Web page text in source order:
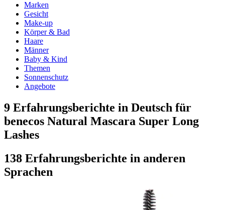
Marken
Gesicht
Make-up
Körper & Bad
Haare
Männer
Baby & Kind
Themen
Sonnenschutz
Angebote
9 Erfahrungsberichte in Deutsch für
benecos Natural Mascara Super Long
Lashes
138 Erfahrungsberichte in anderen
Sprachen